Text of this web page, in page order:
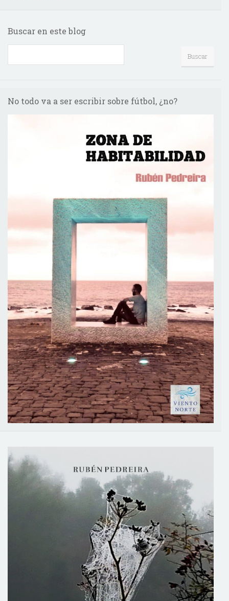
Buscar en este blog
No todo va a ser escribir sobre fútbol, ¿no?